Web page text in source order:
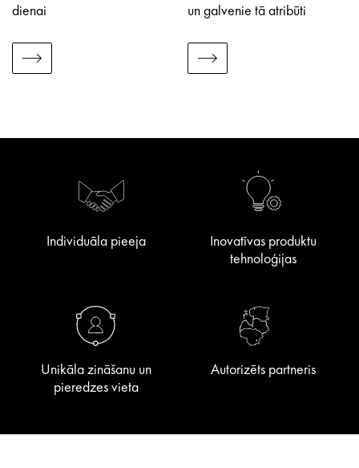
dienai
un galvenie tā atribūti
Individuāla pieeja
Inovatīvas produktu
tehnoloģijas
Unikāla zināšanu un
pieredzes vieta
Autorizēts partneris